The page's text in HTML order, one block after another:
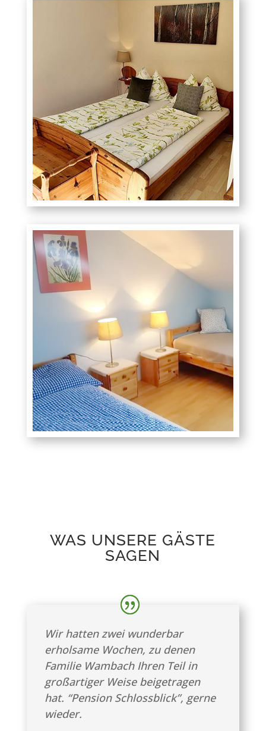
WAS UNSERE GÄSTE
SAGEN
Wir hatten zwei wunderbar
erholsame Wochen, zu denen
Familie Wambach Ihren Teil in
großartiger Weise beigetragen
hat. “Pension Schlossblick”, gerne
wieder.